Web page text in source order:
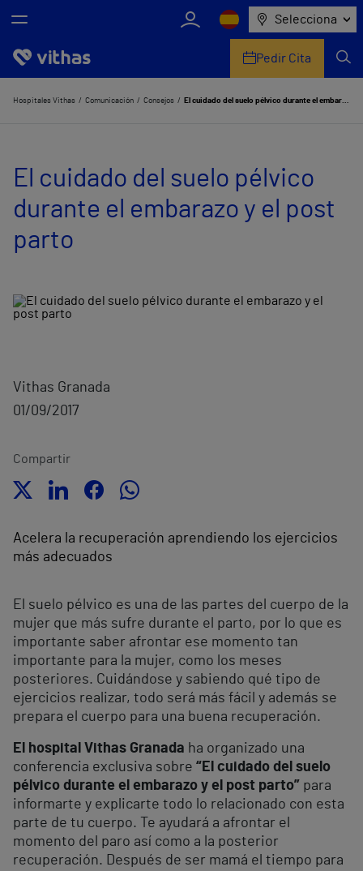
Selecciona
Nosotros
Servicios de salud
Equipo médico y asistencial
Información útil
Comunicación
Pedir Cita
Hospitales Vithas Comunicación Consejos El cuidado del suelo pélvico durante el embarazo y el post parto
El cuidado del suelo pélvico
durante el embarazo y el post
parto
Vithas Granada
01/09/2017
Compartir
Acelera la recuperación aprendiendo los ejercicios
más adecuados
El suelo pélvico es una de las partes del cuerpo de la
mujer que más sufre durante el parto, por lo que es
importante saber afrontar ese momento tan
importante para la mujer, como los meses
posteriores. Cuidándose y sabiendo qué tipo de
ejercicios realizar, todo será más fácil y además se
prepara el cuerpo para una buena recuperación.
El hospital Vithas Granada ha organizado una
conferencia exclusiva sobre “El cuidado del suelo
pélvico durante el embarazo y el post parto” para
informarte y explicarte todo lo relacionado con esta
parte de tu cuerpo. Te ayudará a afrontar el
momento del paro así como a la posterior
recuperación. Después de ser mamá el tiempo para